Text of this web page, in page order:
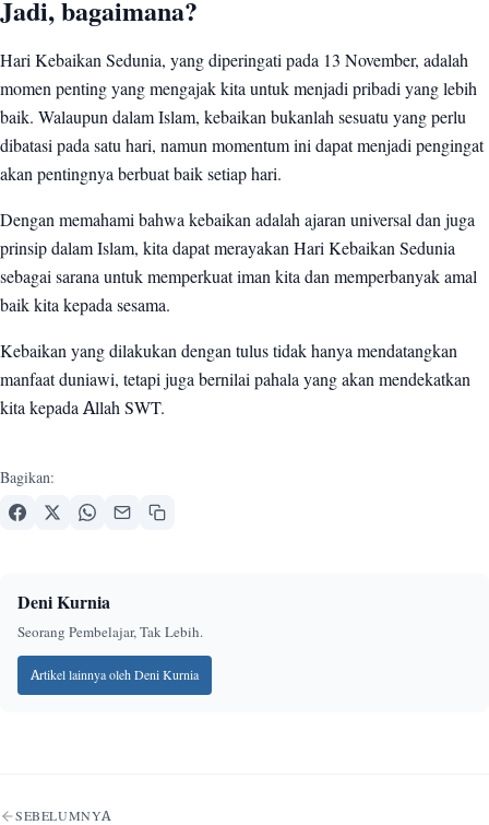
Jadi, bagaimana?
Hari Kebaikan Sedunia, yang diperingati pada 13 November, adalah
momen penting yang mengajak kita untuk menjadi pribadi yang lebih
baik. Walaupun dalam Islam, kebaikan bukanlah sesuatu yang perlu
dibatasi pada satu hari, namun momentum ini dapat menjadi pengingat
akan pentingnya berbuat baik setiap hari.
Dengan memahami bahwa kebaikan adalah ajaran universal dan juga
prinsip dalam Islam, kita dapat merayakan Hari Kebaikan Sedunia
sebagai sarana untuk memperkuat iman kita dan memperbanyak amal
baik kita kepada sesama.
Kebaikan yang dilakukan dengan tulus tidak hanya mendatangkan
manfaat duniawi, tetapi juga bernilai pahala yang akan mendekatkan
kita kepada Allah SWT.
Bagikan:
Deni Kurnia
Seorang Pembelajar, Tak Lebih.
Artikel lainnya oleh Deni Kurnia
Navigasi artikel
SEBELUMNYA